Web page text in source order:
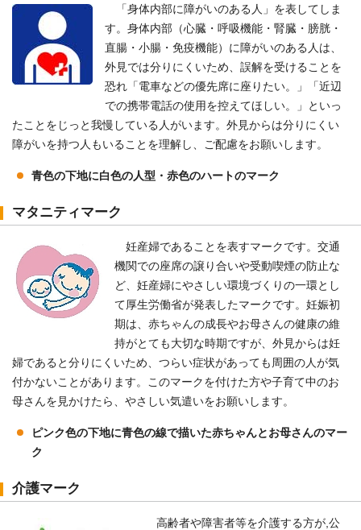
「身体内部に障がいのある人」を表してしま
す。身体内部（心臓・呼吸機能・腎臓・膀胱・
直腸・小腸・免疫機能）に障がいのある人は、
外見では分りにくいため、誤解を受けることを
恐れ「電車などの優先席に座りたい。」「近辺
での携帯電話の使用を控えてほしい。」といっ
たことをじっと我慢している人がいます。外見からは分りにくい
障がいを持つ人もいることを理解し、ご配慮をお願いします。
青色の下地に白色の人型・赤色のハートのマーク
マタニティマーク
妊産婦であることを表すマークです。交通
機関での座席の譲り合いや受動喫煙の防止な
ど、妊産婦にやさしい環境づくりの一環とし
て厚生労働省が発表したマークです。妊娠初
期は、赤ちゃんの成長やお母さんの健康の維
持がとても大切な時期ですが、外見からは妊
婦であると分りにくいため、つらい症状があっても周囲の人が気
付かないことがあります。このマークを付けた方や子育て中のお
母さんを見かけたら、やさしい気遣いをお願いします。
ピンク色の下地に青色の線で描いた赤ちゃんとお母さんのマー
ク
介護マーク
高齢者や障害者等を介護する方が,公